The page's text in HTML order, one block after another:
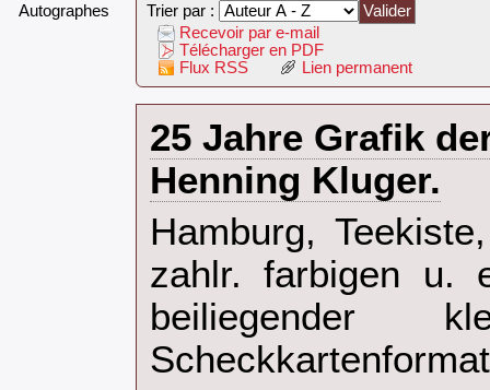
‎Autographes‎
Trier par :
Recevoir par e-mail
Télécharger en PDF
Flux RSS
Lien permanent
‎25 Jahre Grafik
Henning Kluger.‎
‎Hamburg,
zahlr. farbigen u.
beiliegender